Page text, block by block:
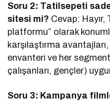
Soru 2: Tatilsepeti
sitesi mi? Cevap:
platformu” olarak
karşılaştırma
envanteri ve her
çalışanları, gençler)
Soru 3: Kampanya